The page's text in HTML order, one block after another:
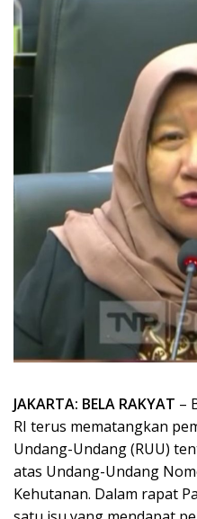
JAKARTA: BELA RAKYAT –
RI terus mematangkan
Undang-Undang (RUU)
atas Undang-Undang
Kehutanan. Dalam rapat